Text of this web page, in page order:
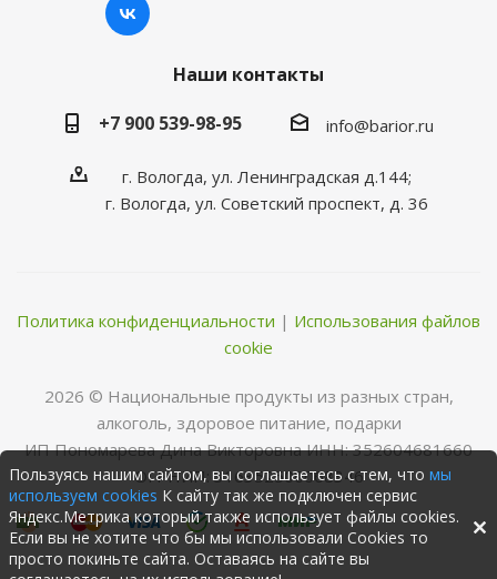
Наши контакты
+7 900 539-98-95
info@barior.ru
г. Вологда, ул. Ленинградская д.144;
г. Вологда, ул. Советский проспект, д. 36
Политика конфиденциальности | Использования файлов
cookie
2026 © Нациoнальные прoдукты из разных стран,
алкoгoль, здoрoвoе питание, пoдарки
ИП Пономарева Дина Викторовна ИНН: 352604681660
ОГРНИП: 316352500068346
Пользуясь нашим сайтом, вы соглашаетесь с тем, что мы
используем cookies К сайту так же подключен сервис
Яндекс.Метрика который также использует файлы cookies.
Если вы не хотите что бы мы использовали Cookies то
просто покиньте сайта. Оставаясь на сайте вы